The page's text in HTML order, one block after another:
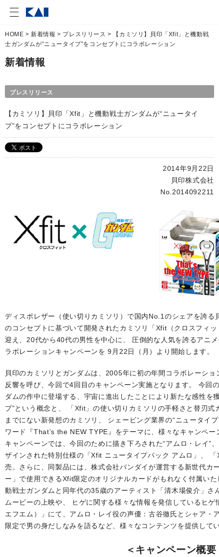
HOME >新着情報 > プレスリリース > 【カミソリ】貝印「Xfit」と機動戦
士ガンダムが“ニュータイプ”をコンセプトにコラボレーション
新着情報
プレスリリース
【カミソリ】貝印「Xfit」と機動戦士ガンダムが“ニュータイ
プ”をコンセプトにコラボレーション
2014年9月22日
貝印株式会社
No.2014092211
ディスポレザー（使い切りカミソリ）で国内No.1のシェアを誇
のコンセプトに基づいて開発されたカミソリ「Xfit（クロスフィ
迎え、20代から40代の男性を中心に、 圧倒的な人気を誇るアニ
ラボレーションキャンペーンを 9月22日（月）より開始します。
貝印のカミソリとガンダムは、2005年に初の年間コラボレーシ
反響を呼び、今回で4回目のキャンペーン実施となります。 今回
ダムの作中に登場する、宇宙に進出したことにより新たな感性を
プ”という概念と、 「Xfit」の使い切りカミソリの手軽さと替刃
までにない新発想のカミソリ、 シェービング業界の“ニュータイ
ワード『That’s the NEW TYPE』をテーマに、様々なキャンペー
キャンペーンでは、今回のために描き下ろされた“アムロ・レイ”
ザインされた特別仕様の「Xfit ニュータイプパック アムロ」、
売。さらに、同製品には、株式会社バンダイが運営する新世代カ
ー」で使用できるXfit限定のオリジナルカードがもれなく付属い
動戦士ガンダムと同年代の35歳のアーティスト「清木場俊介」さ
ムービーの上映や、 ヒゲに関する様々な情報を発信しているヒ
エフエム）」にて、アムロ・レイ役の声優：古谷徹氏とシャア・
限定で男の身だしなみを語るなど、様々なコンテンツを提供して
＜キャンペーン概要